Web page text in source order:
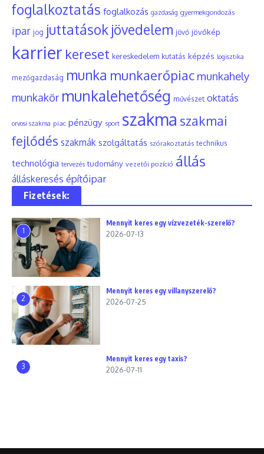
foglalkoztatás foglalkozás gazdaság gyermekgondozás
ipar jog juttatások jövedelem jövő jövőkép
karrier kereset kereskedelem kutatás képzés logisztika
mezőgazdaság munka munkaerőpiac munkahely
munkakör munkalehetőség művészet oktatás
orvosi szakma piac pénzügy sport szakma szakmai
fejlődés szakmák szolgáltatás szórakoztatás technikus
technológia tervezés tudomány vezetői pozíció állás
álláskeresés építőipar
Fizetések:
1
Mennyit keres egy vízvezeték-szerelő?
2026-07-13
2
Mennyit keres egy villanyszerelő?
2026-07-25
3
Mennyit keres egy taxis?
2026-07-11